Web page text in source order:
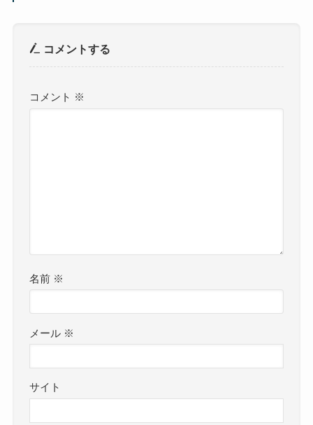
コメントする
コメント ※
名前 ※
メール ※
サイト